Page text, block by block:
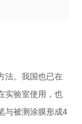
法。我国也已在
实验室使用，也
与被测涂膜形成4